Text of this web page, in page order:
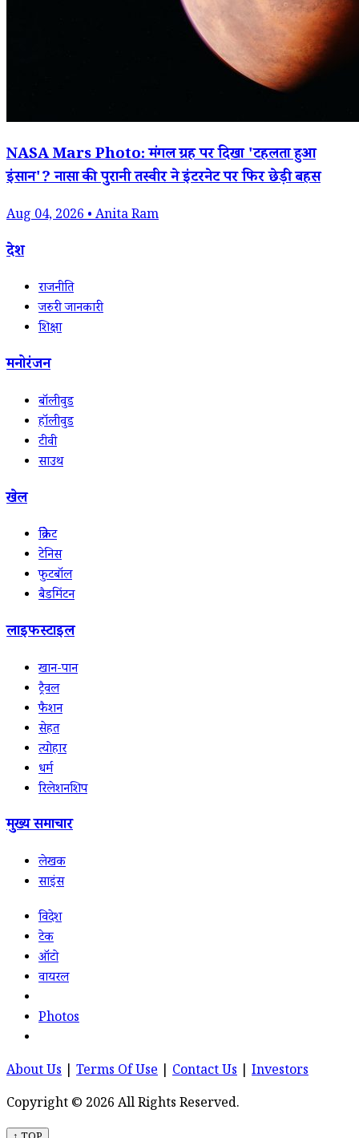
NASA Mars Photo: मंगल ग्रह पर दिखा 'टहलता हुआ
इंसान'? नासा की पुरानी तस्वीर ने इंटरनेट पर फिर छेड़ी बहस
Aug 04, 2026 • Anita Ram
देश
राजनीति
जरुरी जानकारी
शिक्षा
मनोरंजन
बॉलीवुड
हॉलीवुड
टीवी
साउथ
खेल
क्रिकेट
टेनिस
फुटबॉल
बैडमिंटन
लाइफस्टाइल
खान-पान
ट्रैवल
फैशन
सेहत
त्योहार
धर्म
रिलेशनशिप
मुख्य समाचार
लेखक
साइंस
विदेश
टेक
ऑटो
वायरल
Photos
About Us Terms Of Use Contact Us
Investors
Copyright © 2026 All Rights Reserved.